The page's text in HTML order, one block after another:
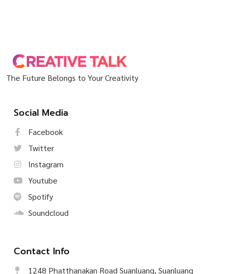
The Future Belongs to Your Creativity
Social Media
Facebook
Twitter
Instagram
Youtube
Spotify
Soundcloud
Contact Info
1248 Phatthanakan Road Suanluang, Suanluang